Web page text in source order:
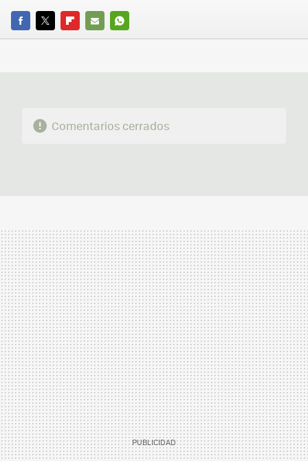
FACEBOOK
TWITTERFLIPBOARD
E-
WHATSAPP
Comentarios cerrados